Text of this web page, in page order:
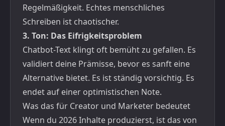
Regelmäßigkeit. Echtes menschliches
Schreiben ist chaotischer.
3. Ton: Das Eifrigkeitsproblem
Chatbot-Text klingt oft bemüht zu gefallen. Es
validiert deine Prämisse, bevor es sanft eine
Alternative bietet. Es ist ständig vorsichtig. Es
endet auf einer optimistischen Note.
Was das für Creator und Marketer bedeutet
Wenn du 2026 Inhalte produzierst, ist das von